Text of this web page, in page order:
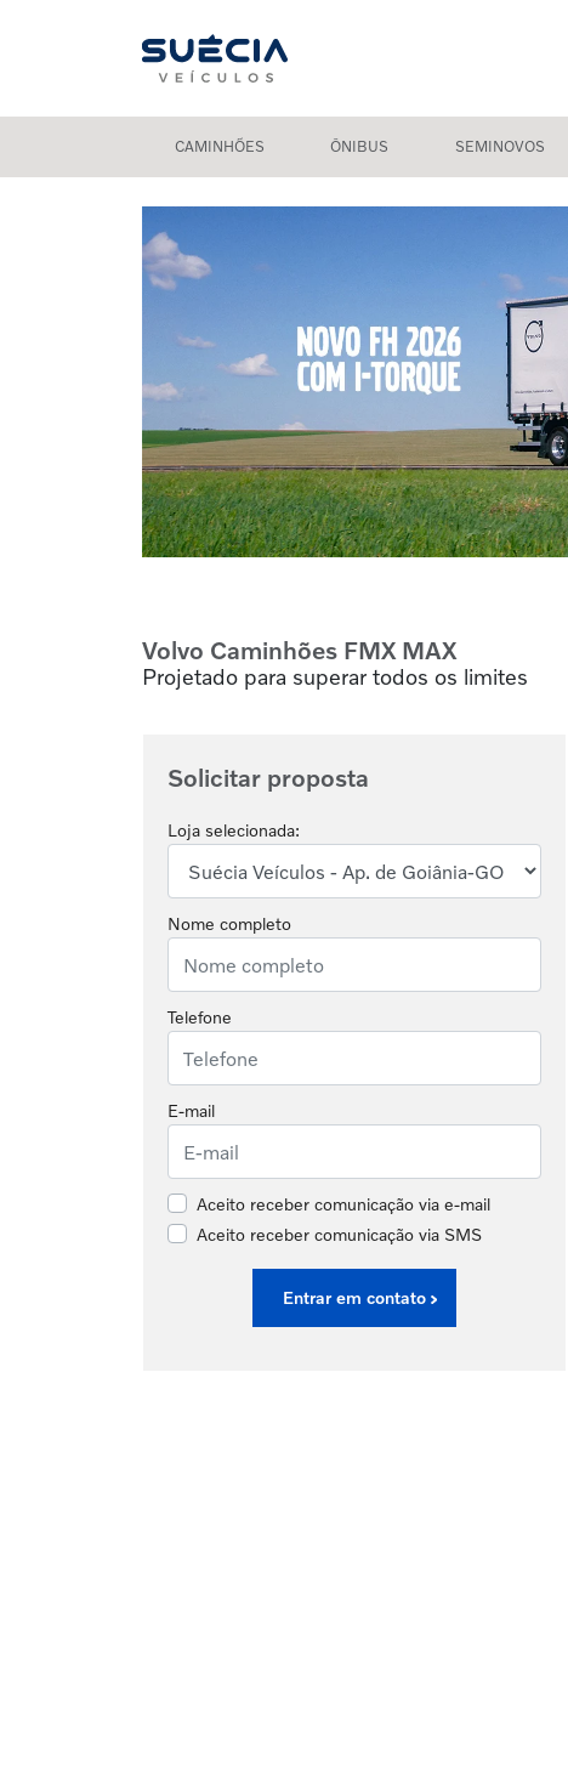
CAMINHÕES ÔNIBUS SEMINOVOS
Volvo Caminhões FMX MAX
Projetado para superar todos os limites
Solicitar proposta
Loja selecionada:
Nome completo
Telefone
E-mail
Aceito receber comunicação via e-mail
Aceito receber comunicação via SMS
Entrar em contato